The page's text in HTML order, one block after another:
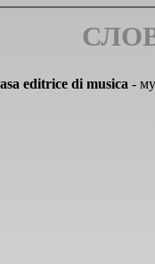
editrice di musica -